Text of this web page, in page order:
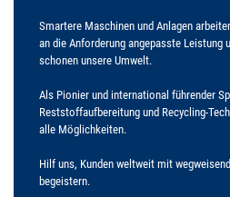
Smartere Maschinen und Anlagen
an die Anforderung angepasste Leistung
schonen unsere Umwelt.
Als Pionier und international führender
Reststoffaufbereitung und Recycling-
alle Möglichkeiten.
Hilf uns, Kunden weltweit mit
begeistern.